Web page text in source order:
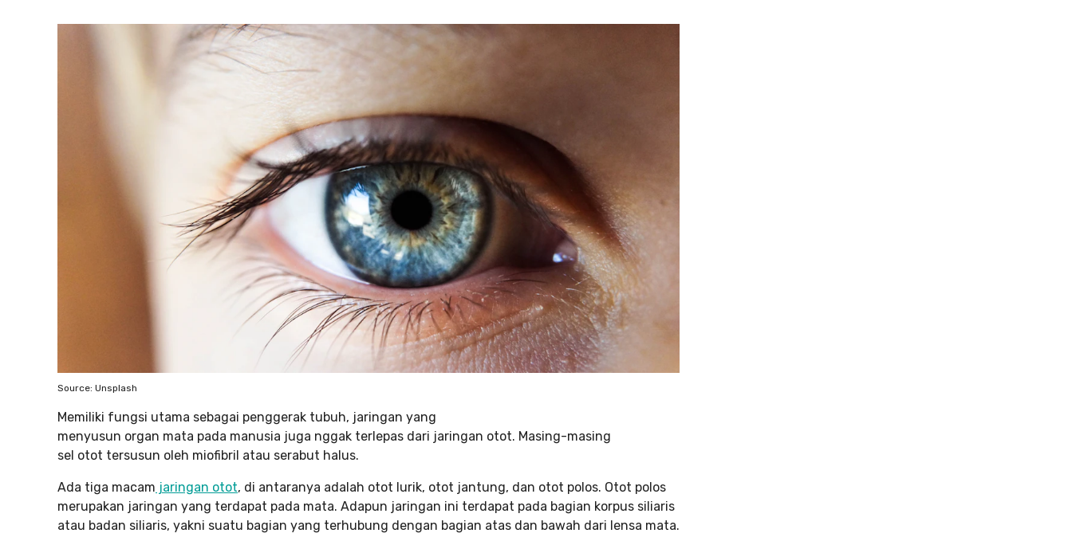
Source: Unsplash
Memiliki fungsi utama sebagai penggerak tubuh, jaringan yang
menyusun organ mata pada manusia juga nggak terlepas dari jaringan otot. Masing-masing
sel otot tersusun oleh miofibril atau serabut halus.
Ada tiga macam jaringan otot, di antaranya adalah otot lurik, otot jantung, dan otot polos. Otot polos
merupakan jaringan yang terdapat pada mata. Adapun jaringan ini terdapat pada bagian korpus siliaris
atau badan siliaris, yakni suatu bagian yang terhubung dengan bagian atas dan bawah dari lensa mata.